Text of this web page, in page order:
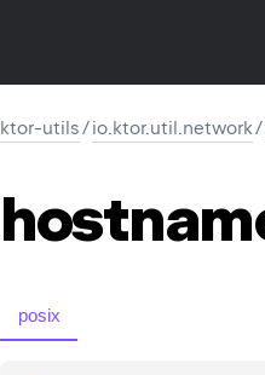
ktor-utils/io.ktor.util.network/
posix